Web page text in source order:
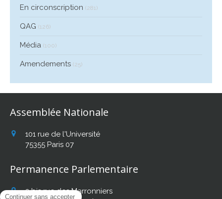
En circonscription (281)
QAG (126)
Média (100)
Amendements (25)
Assemblée Nationale
101 rue de l'Université
75355 Paris 07
Permanence Parlementaire
2 bis rue des Marronniers